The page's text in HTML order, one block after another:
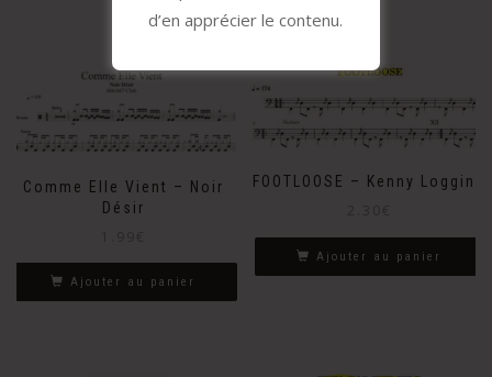
Comme Elle Vient – Noir
Désir
Ajouter au panier
FOOTLOOSE – Kenny Loggins
Ajouter au panier
d’en apprécier le contenu.